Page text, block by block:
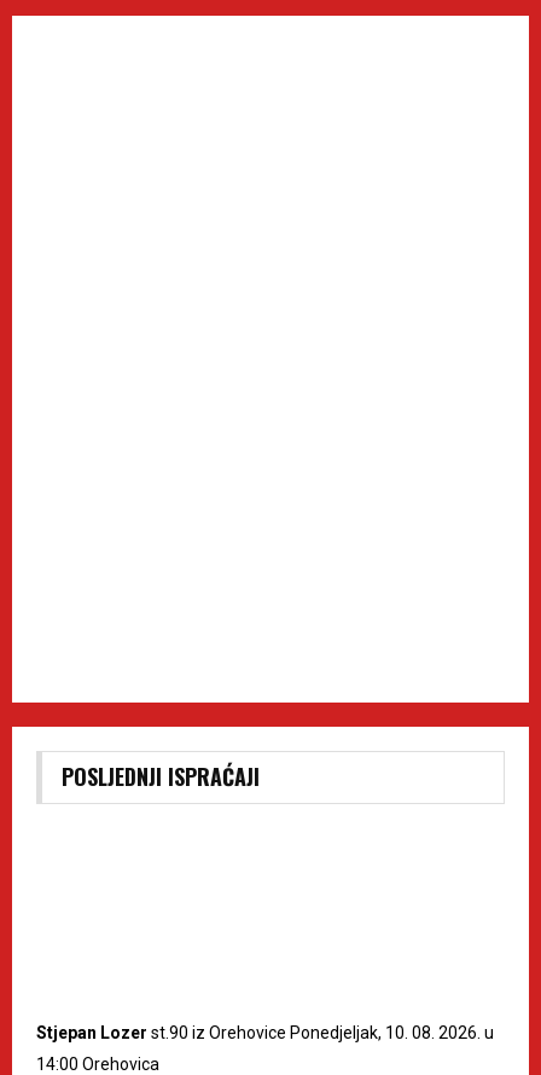
POSLJEDNJI ISPRAĆAJI
Stjepan Lozer st.90 iz Orehovice Ponedjeljak, 10. 08. 2026. u
14:00 Orehovica